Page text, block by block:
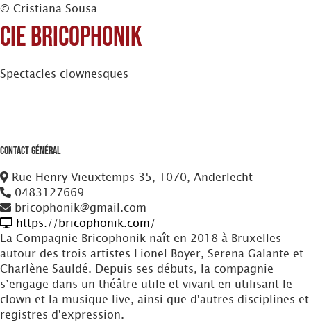
© Cristiana Sousa
Cie Bricophonik
Spectacles clownesques
Contact Général
Rue Henry Vieuxtemps 35, 1070, Anderlecht
0483127669
bricophonik@gmail.com
https://bricophonik.com/
La Compagnie Bricophonik naît en 2018 à Bruxelles
autour des trois artistes Lionel Boyer, Serena Galante et
Charlène Sauldé. Depuis ses débuts, la compagnie
s’engage dans un théâtre utile et vivant en utilisant le
clown et la musique live, ainsi que d'autres disciplines et
registres d'expression.